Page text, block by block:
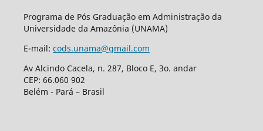
Programa de Pós Graduação em Administração da
Universidade da Amazônia (UNAMA)
E-mail: cods.unama@gmail.com
Av Alcindo Cacela, n. 287, Bloco E, 3o. andar
CEP: 66.060 902
Belém - Pará – Brasil